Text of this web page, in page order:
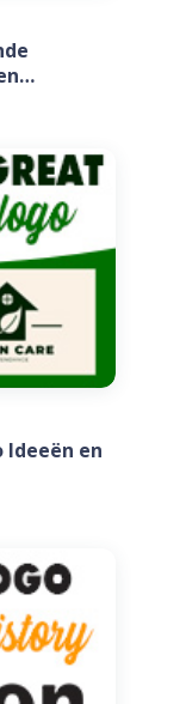
Ideeën en